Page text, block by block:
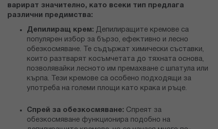
варират значително, като всеки тип предлага
различни предимства:
Депилиращ крем: Депилиращите кремове са
популярен избор за бързо, ефективно и лесно
обезкосмяване. Те съдържат химически съставки,
които разтварят косъмчетата до тяхната основа,
позволявайки лесното им премахване с шпатула или
кърпа. Тези кремове са особено подходящи за
употреба на големи площи като крака и ръце.
Спрей за обезкосмяване: Спреят за
обезкосмяване функционира подобно на